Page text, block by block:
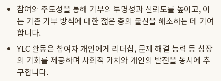
참여와 주도성을 통해 기부의 투명성과 신뢰도를 높이고, 이
는 기존 기부 방식에 대한 젊은 층의 불신을 해소하는 데 기여
합니다.
YLC 활동은 참여자 개인에게 리더십, 문제 해결 능력 등 성장
의 기회를 제공하며 사회적 가치와 개인의 발전을 동시에 추
구합니다.